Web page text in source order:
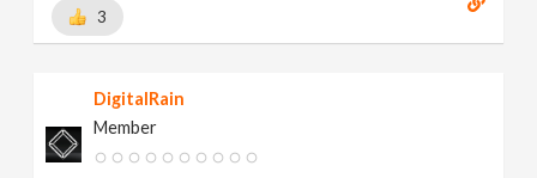
3
DigitalRain
Member